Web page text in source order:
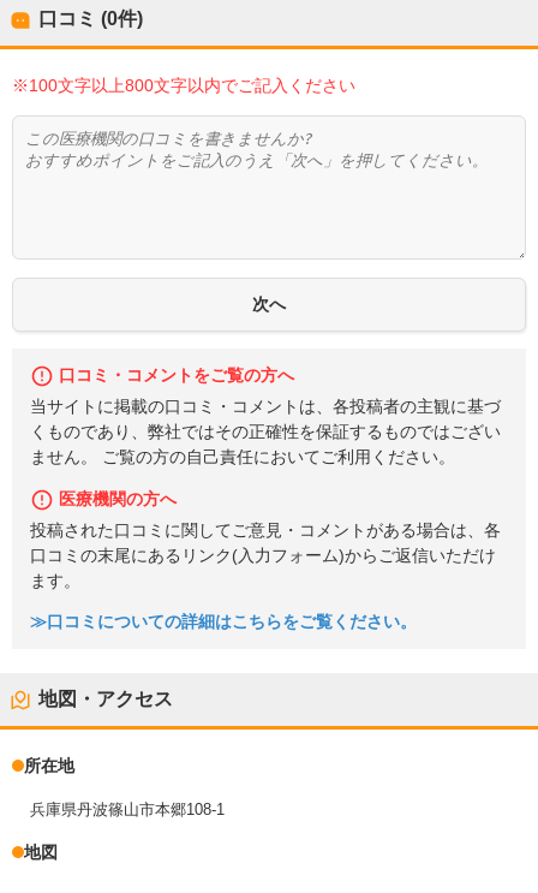
口コミ (0件)
※100文字以上800文字以内でご記入ください
口コミ・コメントをご覧の方へ
当サイトに掲載の口コミ・コメントは、各投稿者の主観に基づ
くものであり、弊社ではその正確性を保証するものではござい
ません。 ご覧の方の自己責任においてご利用ください。
医療機関の方へ
投稿された口コミに関してご意見・コメントがある場合は、各
口コミの末尾にあるリンク(入力フォーム)からご返信いただけ
ます。
≫口コミについての詳細はこちらをご覧ください。
地図・アクセス
所在地
兵庫県丹波篠山市本郷108-1
地図